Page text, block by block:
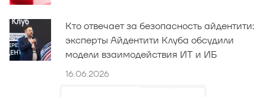
Кто отвечает за безопасность айдентити:
эксперты Айдентити Клуба обсудили
модели взаимодействия ИТ и ИБ
16.06.2026